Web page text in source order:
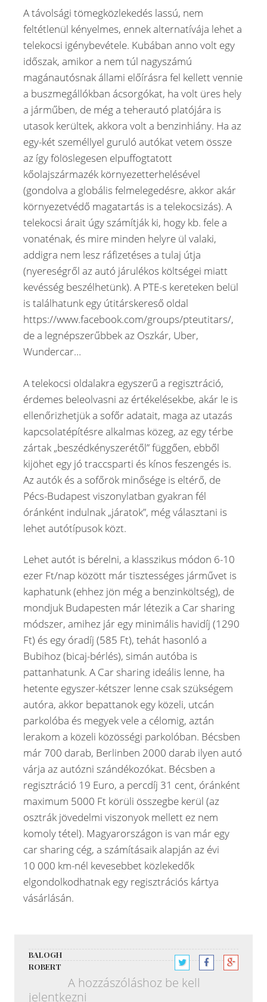
A távolsági tömegközlekedés lassú, nem
feltétlenül kényelmes, ennek alternatívája lehet a
telekocsi igénybevétele. Kubában anno volt egy
időszak, amikor a nem túl nagyszámú
magánautósnak állami előírásra fel kellett vennie
a buszmegállókban ácsorgókat, ha volt üres hely
a járműben, de még a teherautó platójára is
utasok kerültek, akkora volt a benzinhiány. Ha az
egy-két személlyel guruló autókat vetem össze
az így fölöslegesen elpuffogtatott
kőolajszármazék környezetterhelésével
(gondolva a globális felmelegedésre, akkor akár
környezetvédő magatartás is a telekocsizás). A
telekocsi árait úgy számítják ki, hogy kb. fele a
vonaténak, és mire minden helyre ül valaki,
addigra nem lesz ráfizetéses a tulaj útja
(nyereségről az autó járulékos költségei miatt
kevésség beszélhetünk). A PTE-s kereteken belül
is találhatunk egy útitárskereső oldal
https://www.facebook.com/groups/pteutitars/,
de a legnépszerűbbek az Oszkár, Uber,
Wundercar…
A telekocsi oldalakra egyszerű a regisztráció,
érdemes beleolvasni az értékelésekbe, akár le is
ellenőrizhetjük a sofőr adatait, maga az utazás
kapcsolatépítésre alkalmas közeg, az egy térbe
zártak „beszédkényszerétől” függően, ebből
kijöhet egy jó traccsparti és kínos feszengés is.
Az autók és a sofőrök minősége is eltérő, de
Pécs-Budapest viszonylatban gyakran fél
óránként indulnak „járatok”, még választani is
lehet autótípusok közt.
Lehet autót is bérelni, a klasszikus módon 6-10
ezer Ft/nap között már tisztességes járművet is
kaphatunk (ehhez jön még a benzinköltség), de
mondjuk Budapesten már létezik a Car sharing
módszer, amihez jár egy minimális havidíj (1290
Ft) és egy óradíj (585 Ft), tehát hasonló a
Bubihoz (bicaj-bérlés), simán autóba is
pattanhatunk. A Car sharing ideális lenne, ha
hetente egyszer-kétszer lenne csak szükségem
autóra, akkor bepattanok egy közeli, utcán
parkolóba és megyek vele a célomig, aztán
lerakom a közeli közösségi parkolóban. Bécsben
már 700 darab, Berlinben 2000 darab ilyen autó
várja az autózni szándékozókat. Bécsben a
regisztráció 19 Euro, a percdíj 31 cent, óránként
maximum 5000 Ft körüli összegbe kerül (az
osztrák jövedelmi viszonyok mellett ez nem
komoly tétel). Magyarországon is van már egy
car sharing cég, a számításaik alapján az évi
10 000 km-nél kevesebbet közlekedők
elgondolkodhatnak egy regisztrációs kártya
vásárlásán.
BALOGH
ROBERT
A hozzászóláshoz be kell
jelentkezni